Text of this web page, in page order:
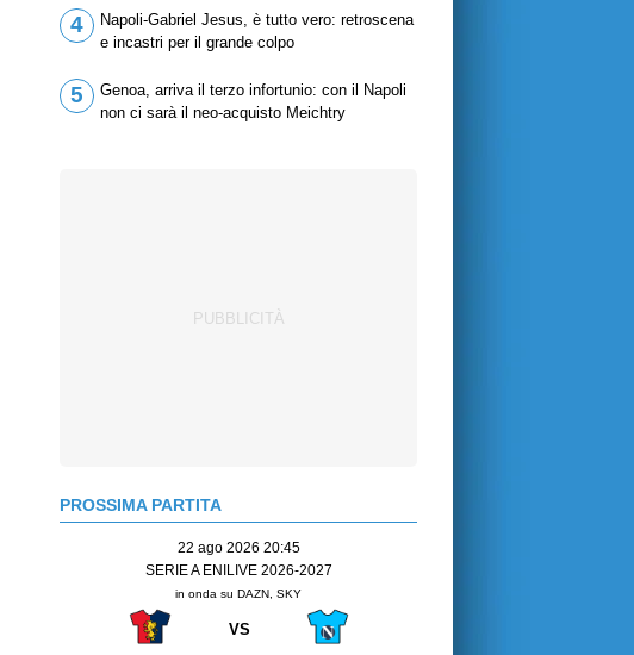
4
Napoli-Gabriel Jesus, è tutto vero: retroscena
e incastri per il grande colpo
5
Genoa, arriva il terzo infortunio: con il Napoli
non ci sarà il neo-acquisto Meichtry
PROSSIMA PARTITA
22 ago 2026 20:45
SERIE A ENILIVE 2026-2027
in onda su DAZN, SKY
VS